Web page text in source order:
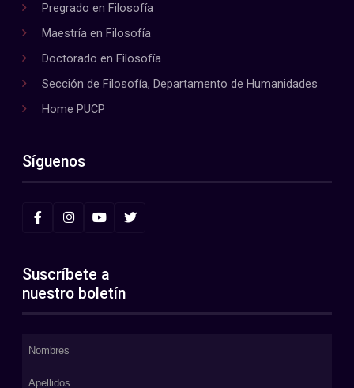
Pregrado en Filosofía
Maestría en Filosofía
Doctorado en Filosofía
Sección de Filosofía, Departamento de Humanidades
Home PUCP
Síguenos
Suscríbete a
nuestro boletín